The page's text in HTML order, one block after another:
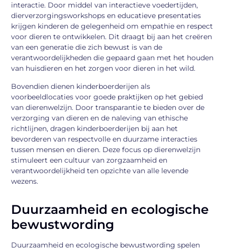
interactie. Door middel van interactieve voedertijden,
dierverzorgingsworkshops en educatieve presentaties
krijgen kinderen de gelegenheid om empathie en respect
voor dieren te ontwikkelen. Dit draagt bij aan het creëren
van een generatie die zich bewust is van de
verantwoordelijkheden die gepaard gaan met het houden
van huisdieren en het zorgen voor dieren in het wild.
Bovendien dienen kinderboerderijen als
voorbeeldlocaties voor goede praktijken op het gebied
van dierenwelzijn. Door transparantie te bieden over de
verzorging van dieren en de naleving van ethische
richtlijnen, dragen kinderboerderijen bij aan het
bevorderen van respectvolle en duurzame interacties
tussen mensen en dieren. Deze focus op dierenwelzijn
stimuleert een cultuur van zorgzaamheid en
verantwoordelijkheid ten opzichte van alle levende
wezens.
Duurzaamheid en ecologische
bewustwording
Duurzaamheid en ecologische bewustwording spelen